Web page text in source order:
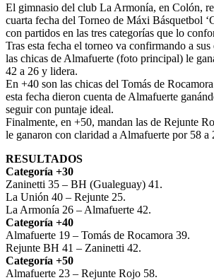
El gimnasio del club La Armonía, en Colón,
cuarta fecha del Torneo de Máxi Básquetbol
con partidos en las tres categorías que lo
Tras esta fecha el torneo va confirmando a
las chicas de Almafuerte (foto principal) le
42 a 26 y lidera.
En +40 son las chicas del Tomás de
esta fecha dieron cuenta de Almafuerte
seguir con puntaje ideal.
Finalmente, en +50, mandan las de Rejunte
le ganaron con claridad a Almafuerte por 58 a
RESULTADOS
Categoría +30
Zaninetti 35 – BH (Gualeguay) 41.
La Unión 40 – Rejunte 25.
La Armonía 26 – Almafuerte 42.
Categoría +40
Almafuerte 19 – Tomás de Rocamora 39.
Rejunte BH 41 – Zaninetti 42.
Categoría +50
Almafuerte 23 – Rejunte Rojo 58.